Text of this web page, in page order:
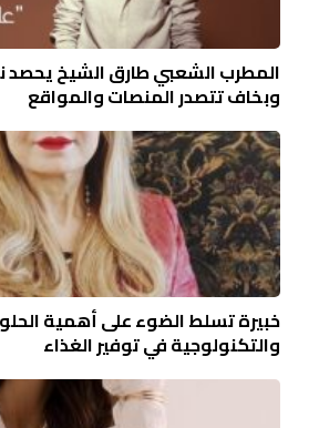
المطرب الشعبي طارق الشيخ يحصد
وبخاف تتصدر المنصات والمواقع
خبيرة تسلط الضوء على أهمية
والتكنولوجية في توفير الغذاء